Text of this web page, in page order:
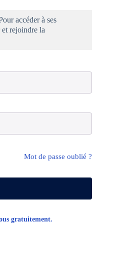
accéder à ses
rejoindre la
Mot de passe oublié ?
gratuitement.